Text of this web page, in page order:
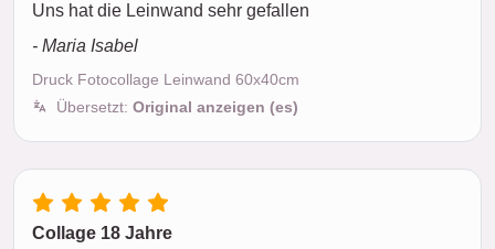
Uns hat die Leinwand sehr gefallen
- Maria Isabel
Druck Fotocollage Leinwand 60x40cm
Übersetzt: Original anzeigen (es)
Collage 18 Jahre